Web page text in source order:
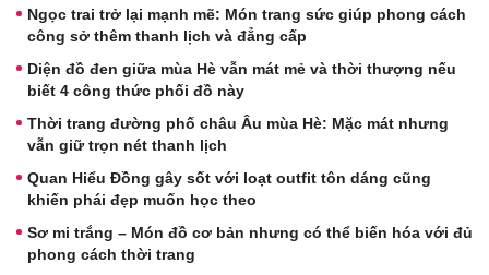
Ngọc trai trở lại mạnh mẽ: Món trang sức giúp phong cách
công sở thêm thanh lịch và đẳng cấp
Diện đồ đen giữa mùa Hè vẫn mát mẻ và thời thượng nếu
biết 4 công thức phối đồ này
Thời trang đường phố châu Âu mùa Hè: Mặc mát nhưng
vẫn giữ trọn nét thanh lịch
Quan Hiểu Đồng gây sốt với loạt outfit tôn dáng cũng
khiến phái đẹp muốn học theo
Sơ mi trắng – Món đồ cơ bản nhưng có thể biến hóa với đủ
phong cách thời trang